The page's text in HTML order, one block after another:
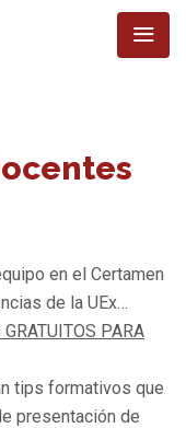
en el Certamen
de la UEx…
PARA
tips formativos que
presentación de